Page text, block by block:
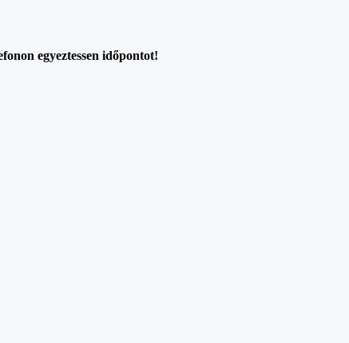
egyeztessen időpontot!